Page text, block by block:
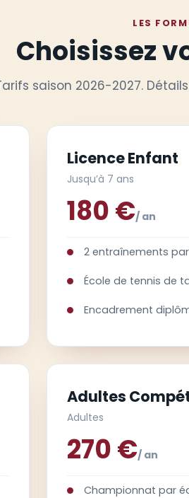
LES
Choisissez
saison 2026-2027.
Licence Enfant
Jusqu’à 7 ans
180 €/ an
2 entraînements
École de tennis de
Encadrement
Adultes
Adultes
270 €/ an
Championnat par